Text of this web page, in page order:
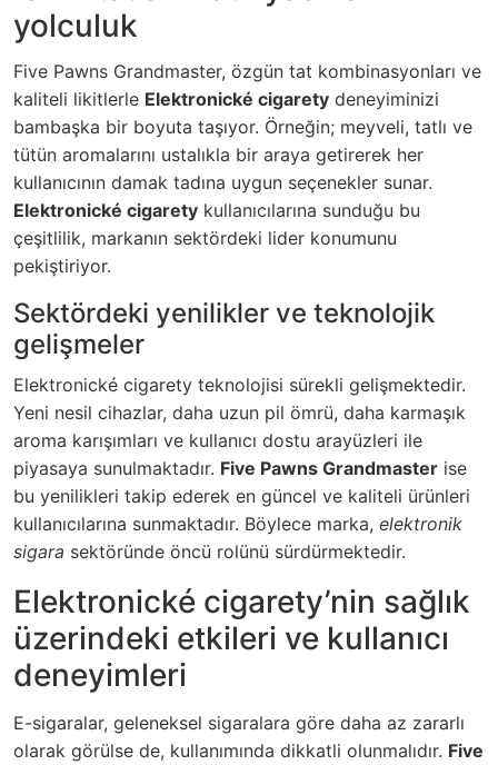
yolculuk
Five Pawns Grandmaster, özgün tat kombinasyonları ve
kaliteli likitlerle Elektronické cigarety deneyiminizi
bambaşka bir boyuta taşıyor. Örneğin; meyveli, tatlı ve
tütün aromalarını ustalıkla bir araya getirerek her
kullanıcının damak tadına uygun seçenekler sunar.
Elektronické cigarety kullanıcılarına sunduğu bu
çeşitlilik, markanın sektördeki lider konumunu
pekiştiriyor.
Sektördeki yenilikler ve teknolojik
gelişmeler
Elektronické cigarety teknolojisi sürekli gelişmektedir.
Yeni nesil cihazlar, daha uzun pil ömrü, daha karmaşık
aroma karışımları ve kullanıcı dostu arayüzleri ile
piyasaya sunulmaktadır. Five Pawns Grandmaster ise
bu yenilikleri takip ederek en güncel ve kaliteli ürünleri
kullanıcılarına sunmaktadır. Böylece marka, elektronik
sigara sektöründe öncü rolünü sürdürmektedir.
Elektronické cigarety’nin sağlık
üzerindeki etkileri ve kullanıcı
deneyimleri
E-sigaralar, geleneksel sigaralara göre daha az zararlı
olarak görülse de, kullanımında dikkatli olunmalıdır. Five